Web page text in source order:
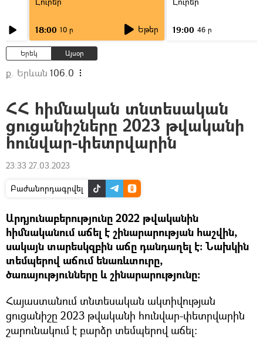
18:00 10 ր Եթեր 19:00 46 ր
Երեկ Այսօր
ք. Երևան 106.0
ՀՀ հիմնական տնտեսական
ցուցանիշները 2023 թվականի
հունվար-փետրվարին
23:33 27.03.2023
Բաժանորդագրվել
Արդյունաբերությունը 2022 թվականին
հիմնականում աճել է շինարարության հաշվին,
սակայն տարեսկզբին աճը դանդաղել է։ Նախկին
տեմպերով աճում ենառևտուրը,
ծառայությունները և շինարարությունը։
Հայաստանում տնտեսական ակտիվության
ցուցանիշը 2023 թվականի հունվար-փետրվարին
շարունակում է բարձր տեմպերով աճել։